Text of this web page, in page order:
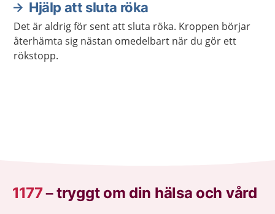
Hjälp att sluta röka
Det är aldrig för sent att sluta röka. Kroppen börjar
återhämta sig nästan omedelbart när du gör ett
rökstopp.
1177–tryggt om din hälsa och vård